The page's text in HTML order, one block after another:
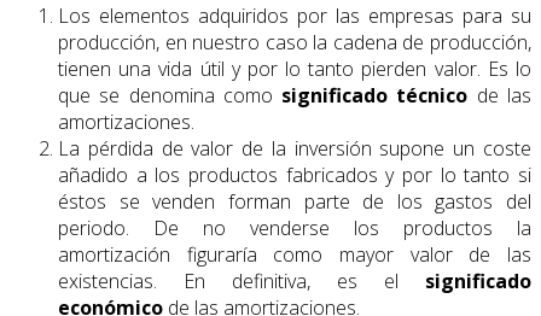
Los elementos adquiridos por las empresas para su
producción, en nuestro caso la cadena de producción,
tienen una vida útil y por lo tanto pierden valor. Es lo
que se denomina como significado técnico de las
amortizaciones.
La pérdida de valor de la inversión supone un coste
añadido a los productos fabricados y por lo tanto si
éstos se venden forman parte de los gastos del
periodo. De no venderse los productos la
amortización figuraría como mayor valor de las
existencias. En definitiva, es el significado
económico de las amortizaciones.